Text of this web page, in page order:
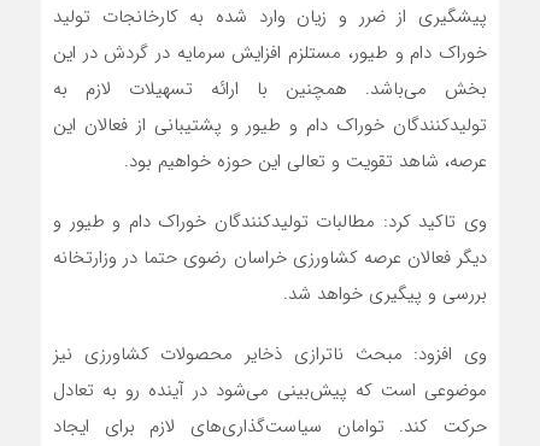
پیشگیری از ضرر و زیان وارد شده به کارخانجات تولید
خوراک دام و طیور، مستلزم افزایش سرمایه در گردش در این
بخش می‌باشد. همچنین با ارائه تسهیلات لازم به
تولیدکنندگان خوراک دام و طیور و پشتیبانی از فعالان این
عرصه، شاهد تقویت و تعالی این حوزه خواهیم بود.
وی تاکید کرد: مطالبات تولیدکنندگان خوراک دام و‌ طیور و‌
دیگر فعالان عرصه کشاورزی خراسان رضوی حتما در وزارتخانه
بررسی و پیگیری خواهد شد.
وی افزود: مبحث ناترازی ذخایر محصولات کشاورزی نیز
موضوعی است که پیش‌بینی می‌شود در آینده رو به تعادل
حرکت کند. توامان سیاست‌گذاری‌های لازم برای ایجاد